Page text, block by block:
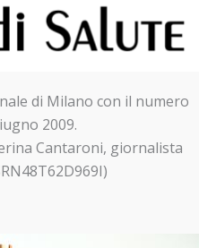
di Milano con il numero
2009.
Cantaroni, giornalista